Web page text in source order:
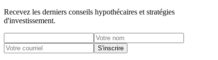
Recevez les derniers conseils hypothécaires et stratégies
d'investissement.
S'inscrire